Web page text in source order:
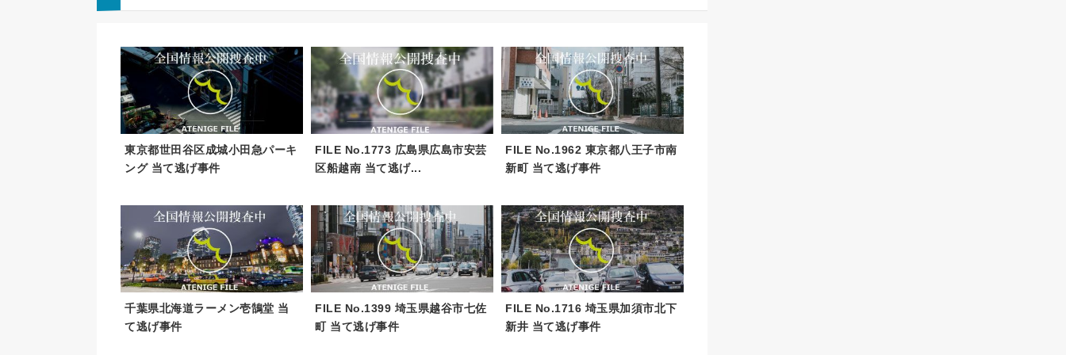
東京都世田谷区成城小田急パーキ
ング 当て逃げ事件
FILE No.1773 広島県広島市安芸
区船越南 当て逃げ...
FILE No.1962 東京都八王子市南
新町 当て逃げ事件
千葉県北海道ラーメン壱鵠堂 当
て逃げ事件
FILE No.1399 埼玉県越谷市七佐
町 当て逃げ事件
FILE No.1716 埼玉県加須市北下
新井 当て逃げ事件